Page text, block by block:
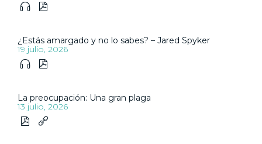
 
¿Estás amargado y no lo sabes? – Jared Spyker
19 julio, 2026
 
La preocupación: Una gran plaga
13 julio, 2026
 